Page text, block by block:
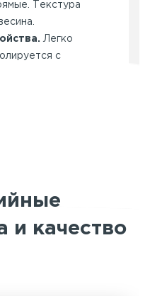
Текстура
Легко
с
и качество